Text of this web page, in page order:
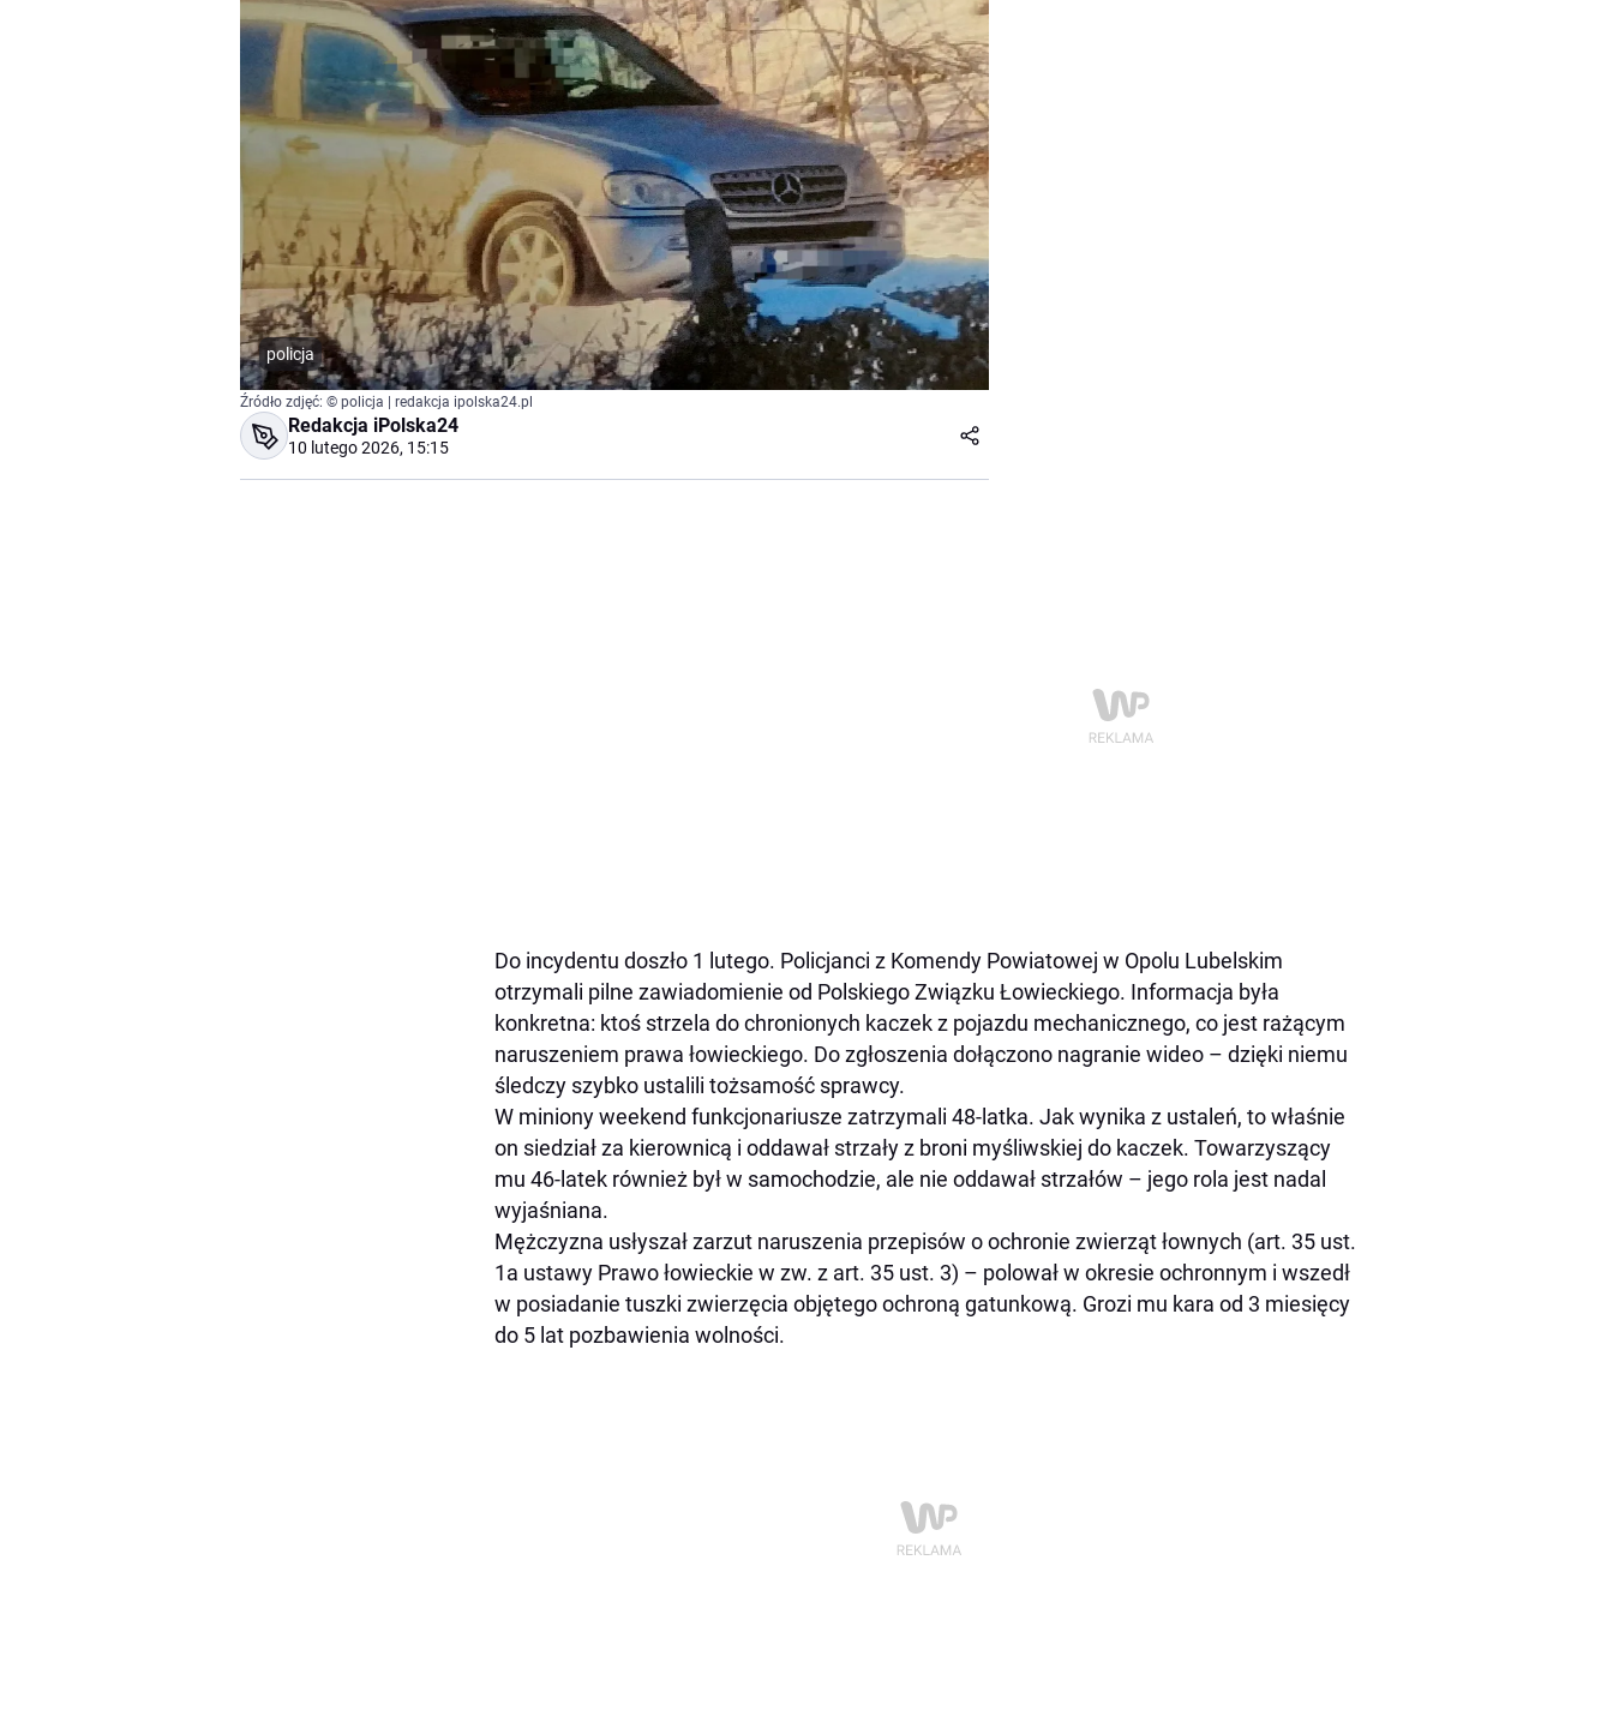
policja
Źródło zdjęć: © policja | redakcja ipolska24.pl
Redakcja iPolska24
10 lutego 2026, 15:15
Do incydentu doszło 1 lutego. Policjanci z Komendy Powiatowej w Opolu Lubelskim
otrzymali pilne zawiadomienie od Polskiego Związku Łowieckiego. Informacja była
konkretna: ktoś strzela do chronionych kaczek z pojazdu mechanicznego, co jest rażącym
naruszeniem prawa łowieckiego. Do zgłoszenia dołączono nagranie wideo – dzięki niemu
śledczy szybko ustalili tożsamość sprawcy.
W miniony weekend funkcjonariusze zatrzymali 48-latka. Jak wynika z ustaleń, to właśnie
on siedział za kierownicą i oddawał strzały z broni myśliwskiej do kaczek. Towarzyszący
mu 46-latek również był w samochodzie, ale nie oddawał strzałów – jego rola jest nadal
wyjaśniana.
Mężczyzna usłyszał zarzut naruszenia przepisów o ochronie zwierząt łownych (art. 35 ust.
1a ustawy Prawo łowieckie w zw. z art. 35 ust. 3) – polował w okresie ochronnym i wszedł
w posiadanie tuszki zwierzęcia objętego ochroną gatunkową. Grozi mu kara od 3 miesięcy
do 5 lat pozbawienia wolności.